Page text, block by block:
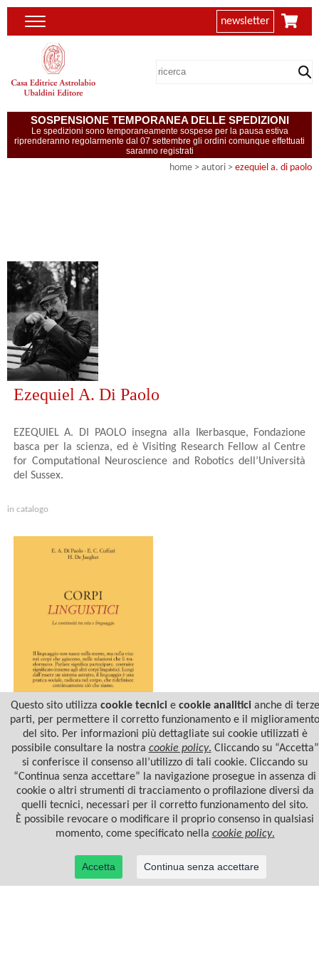
newsletter
SOSPENSIONE TEMPORANEA DELLE SPEDIZIONI
Le spedizioni sono temporaneamente sospese per la pausa estiva
riprenderanno regolarmente dal 07 settembre gli ordini comunque effettuati
saranno registrati
home > autori > ezequiel a. di paolo
Ezequiel A. Di Paolo
EZEQUIEL A. DI PAOLO insegna alla Ikerbasque, Fondazione
basca per la scienza, ed è Visiting Research Fellow al Centre
for Computational Neuroscience and Robotics dell’Università
del Sussex.
in catalogo
CORPI LINGUISTICI
Questo sito utilizza cookie tecnicie cookie analiticianche di terze
parti, per permettere il corretto funzionamento e il miglioramento
del sito. Per informazioni più dettagliate sui cookie utilizzati è
possibile consultare la nostra cookie policy. Cliccando su “Accetta”
si conferisce il consenso all’utilizzo di tali cookie. Cliccando su
“Continua senza accettare” la navigazione prosegue in assenza di
cookie o altri strumenti di tracciamento o profilazione diversi da
quelli tecnici, necessari per il corretto funzionamento del sito.
È possibile revocare o modificare il proprio consenso in qualsiasi
momento, come specificato nella cookie policy.
Accetta Continua senza accettare